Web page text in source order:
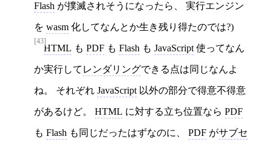
Flash が撲滅されそうになったら、 実行エンジン
を wasm 化してなんとか生き残り得たのでは?)
[43]
HTML も PDF も Flash も JavaScript 使ってなん
か実行して レンダリングできる点は同じなんよ
ね。 それぞれ JavaScript 以外の部分で得意不得意
があるけど。 HTML に対する立ち位置なら PDF
も Flash も同じだったはずなのに、 PDF がサブセ